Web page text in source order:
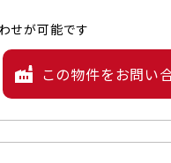
せが可能です
この物件をお問い